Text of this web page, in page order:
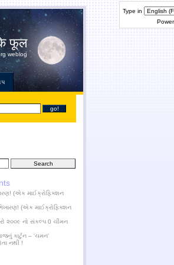
फूल
weblog
(એક માઈક્રોફિક્શન
(એક માઈક્રોફિક્શન
૨૦૦૯ નો સંકલ્પ 0 ચીમન
કાર્ટુન – ‘ચમન’
નથી !
Type in